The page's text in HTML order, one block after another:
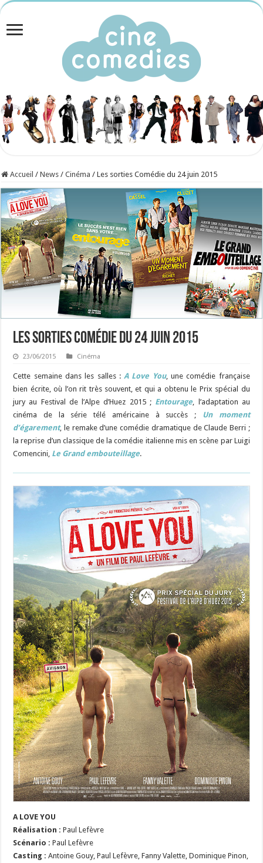
Accueil / News / Cinéma / Les sorties Comédie du 24 juin 2015
Les sorties Comédie du 24 juin 2015
23/06/2015 Cinéma
Cette semaine dans les salles :A Love You, une comédie française
bien écrite, où l’on rit très souvent, et qui a obtenu le Prix spécial du
jury au Festival de l’Alpe d’Huez 2015 ; Entourage, l’adaptation au
cinéma de la série télé américaine à succès ;
Un moment
d’égarement, le remake d’une comédie dramatique de Claude Berri ;
la reprise d’un classique de la comédie italienne mis en scène par Luigi
Comencini, Le Grand embouteillage.
A LOVE YOU
Réalisation :Paul Lefèvre
Scénario : Paul Lefèvre
Casting :Antoine Gouy, Paul Lefèvre, Fanny Valette, Dominique Pinon,